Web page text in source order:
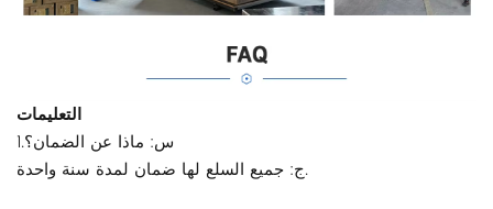
التعليمات
1.س: ماذا عن الضمان؟
ج: جميع السلع لها ضمان لمدة سنة واحدة.